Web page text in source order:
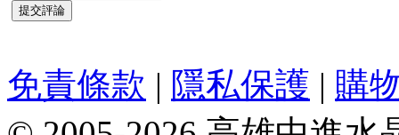
免責條款 | 隱私保護 | 購